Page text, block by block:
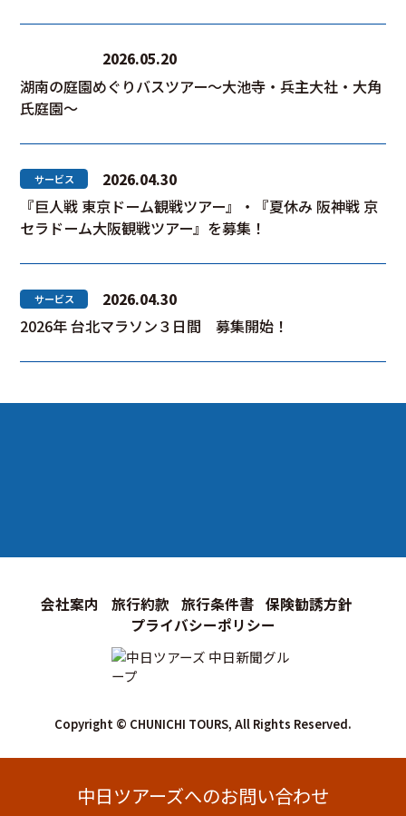
中日ツアーズへのお問い合わせ
2026.05.20
湖南の庭園めぐりバスツアー～大池寺・兵主大社・大角
氏庭園～
サービス 2026.04.30
『巨人戦 東京ドーム観戦ツアー』・『夏休み 阪神戦 京
セラドーム大阪観戦ツアー』を募集！
サービス 2026.04.30
2026年 台北マラソン３日間 募集開始！
会社案内 旅行約款 旅行条件書 保険勧誘方針
プライバシーポリシー
Copyright © CHUNICHI TOURS, All Rights Reserved.